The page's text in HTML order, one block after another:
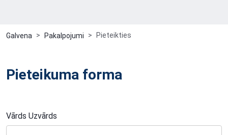
Galvena Pakalpojumi Pieteikties
Pieteikuma forma
Vārds Uzvārds